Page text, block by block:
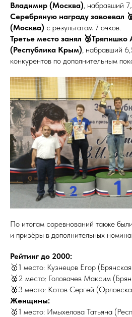
Владимир (Москва), набравший
Серебряную награду завоевал
(Москва) с результатом 7 очков.
Третье место занял 🥉Тряпишко
(Республика Крым), набравший
конкурентов по дополнительным
По итогам соревнований также
и призёры в дополнительных
Рейтинг до 2000:
🥇1 место: Кузнецов Егор
🥈2 место: Головачев Максим
🥉3 место: Котов Сергей
Женщины:
🥇1 место: Имыхелова Татьяна